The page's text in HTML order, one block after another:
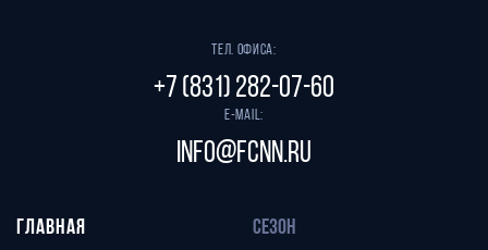
Тел. офиса:
+7 (831) 282-07-60
E-mail:
info@fcnn.ru
ГЛАВНАЯ
СЕЗОН